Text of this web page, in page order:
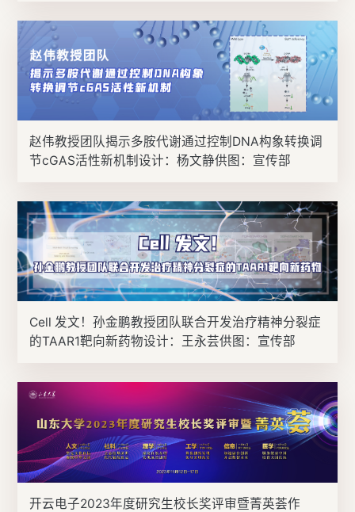
赵伟教授团队揭示多胺代谢通过控制DNA构象转换调
节cGAS活性新机制设计：杨文静供图：宣传部
Cell 发文！孙金鹏教授团队联合开发治疗精神分裂症
的TAAR1靶向新药物设计：王永芸供图：宣传部
开云电子2023年度研究生校长奖评审暨菁英荟作